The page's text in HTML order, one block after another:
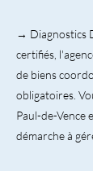
→ Diagnostics
certifiés,
de biens
obligatoires.
Paul-de-Vence
démarche à